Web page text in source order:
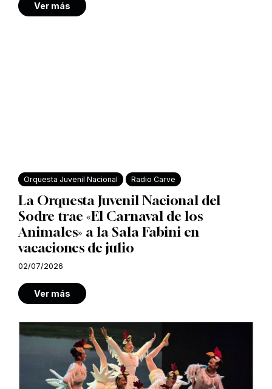
Ver más
Orquesta Juvenil Nacional Radio Carve
La Orquesta Juvenil Nacional del
Sodre trae «El Carnaval de los
Animales» a la Sala Fabini en
vacaciones de julio
02/07/2026
Ver más